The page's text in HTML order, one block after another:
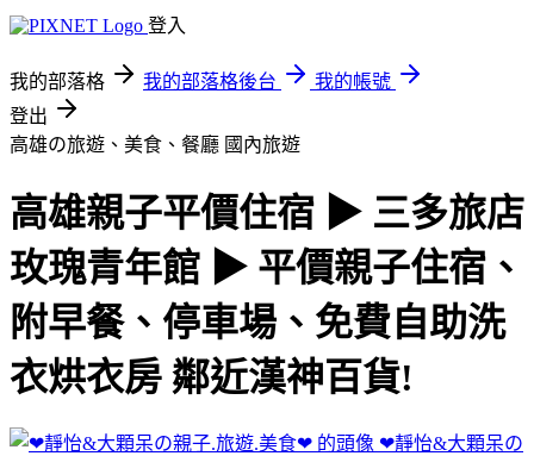
登入
我的部落格 我的部落格後台
我的帳號
登出
高雄の旅遊、美食、餐廳 國內旅遊
高雄親子平價住宿 ▶ 三多旅店
玫瑰青年館 ▶ 平價親子住宿、
附早餐、停車場、免費自助洗
衣烘衣房 鄰近漢神百貨!
❤靜怡&大顆呆の